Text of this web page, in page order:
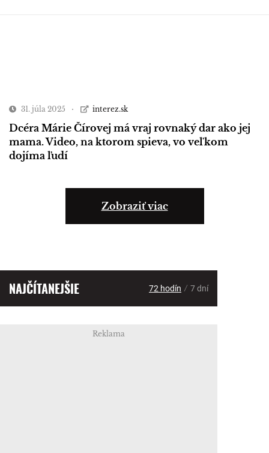
31. júla 2025 interez.sk
Dcéra Márie Čírovej má vraj rovnaký dar ako jej
mama. Video, na ktorom spieva, vo veľkom
dojíma ľudí
Zobraziť viac
NAJČÍTANEJŠIE 72 hodín / 7 dní
Reklama